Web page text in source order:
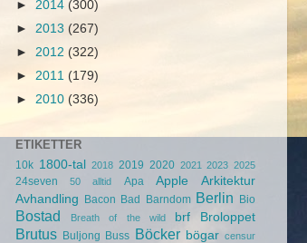
► 2014 (300)
► 2013 (267)
► 2012 (322)
► 2011 (179)
► 2010 (336)
ETIKETTER
10k 1800-tal 2018 2019 2020 2021 2023 2025
24seven 50 alltid Apa Apple
Arkitektur
Avhandling
Bacon Bad Barndom Berlin Bio
Bostad Breath of the wild brf Broloppet
Brutus Buljong Buss Böcker bögar censur